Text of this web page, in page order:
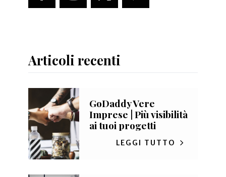
Articoli recenti
GoDaddy Vere
Imprese | Più visibilità
ai tuoi progetti
LEGGI TUTTO